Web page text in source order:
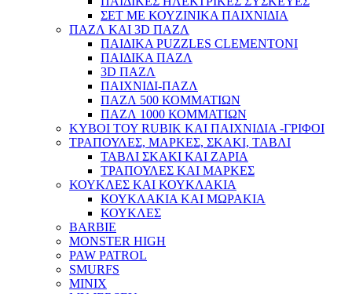
ΣΕΤ ΜΕ ΚΟΥΖΙΝΙΚΑ ΠΑΙΧΝΙΔΙΑ
ΠΑΖΛ ΚΑΙ 3D ΠΑΖΛ
ΠΑΙΔΙΚΑ PUZZLES CLEMENTONI
ΠΑΙΔΙΚΑ ΠΑΖΛ
3D ΠΑΖΛ
ΠΑΙΧΝΙΔΙ-ΠΑΖΛ
ΠΑΖΛ 500 ΚΟΜΜΑΤΙΩΝ
ΠΑΖΛ 1000 ΚΟΜΜΑΤΙΩΝ
ΚΥΒΟΙ ΤΟΥ RUBIK ΚΑΙ ΠΑΙΧΝΙΔΙΑ -ΓΡΙΦΟΙ
ΤΡΑΠΟΥΛΕΣ, ΜΑΡΚΕΣ, ΣΚΑΚΙ, ΤΑΒΛΙ
ΤΑΒΛΙ ΣΚΑΚΙ ΚΑΙ ΖΑΡΙΑ
ΤΡΑΠΟΥΛΕΣ ΚΑΙ ΜΑΡΚΕΣ
ΚΟΥΚΛΕΣ ΚΑΙ ΚΟΥΚΛΑΚΙΑ
ΚΟΥΚΛΑΚΙΑ ΚΑΙ ΜΩΡΑΚΙΑ
ΚΟΥΚΛΕΣ
BARBIE
MONSTER HIGH
PAW PATROL
SMURFS
MINIX